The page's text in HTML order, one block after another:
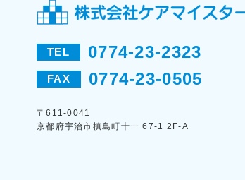
TEL 0774-23-2323
FAX 0774-23-0505
〒611-0041
京都府宇治市槙島町十一 67-1 2F-A